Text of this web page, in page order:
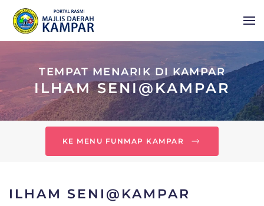
Skip to main content
TEMPAT MENARIK DI KAMPAR
ILHAM SENI@KAMPAR
KE MENU FUNMAP KAMPAR
ILHAM SENI@KAMPAR